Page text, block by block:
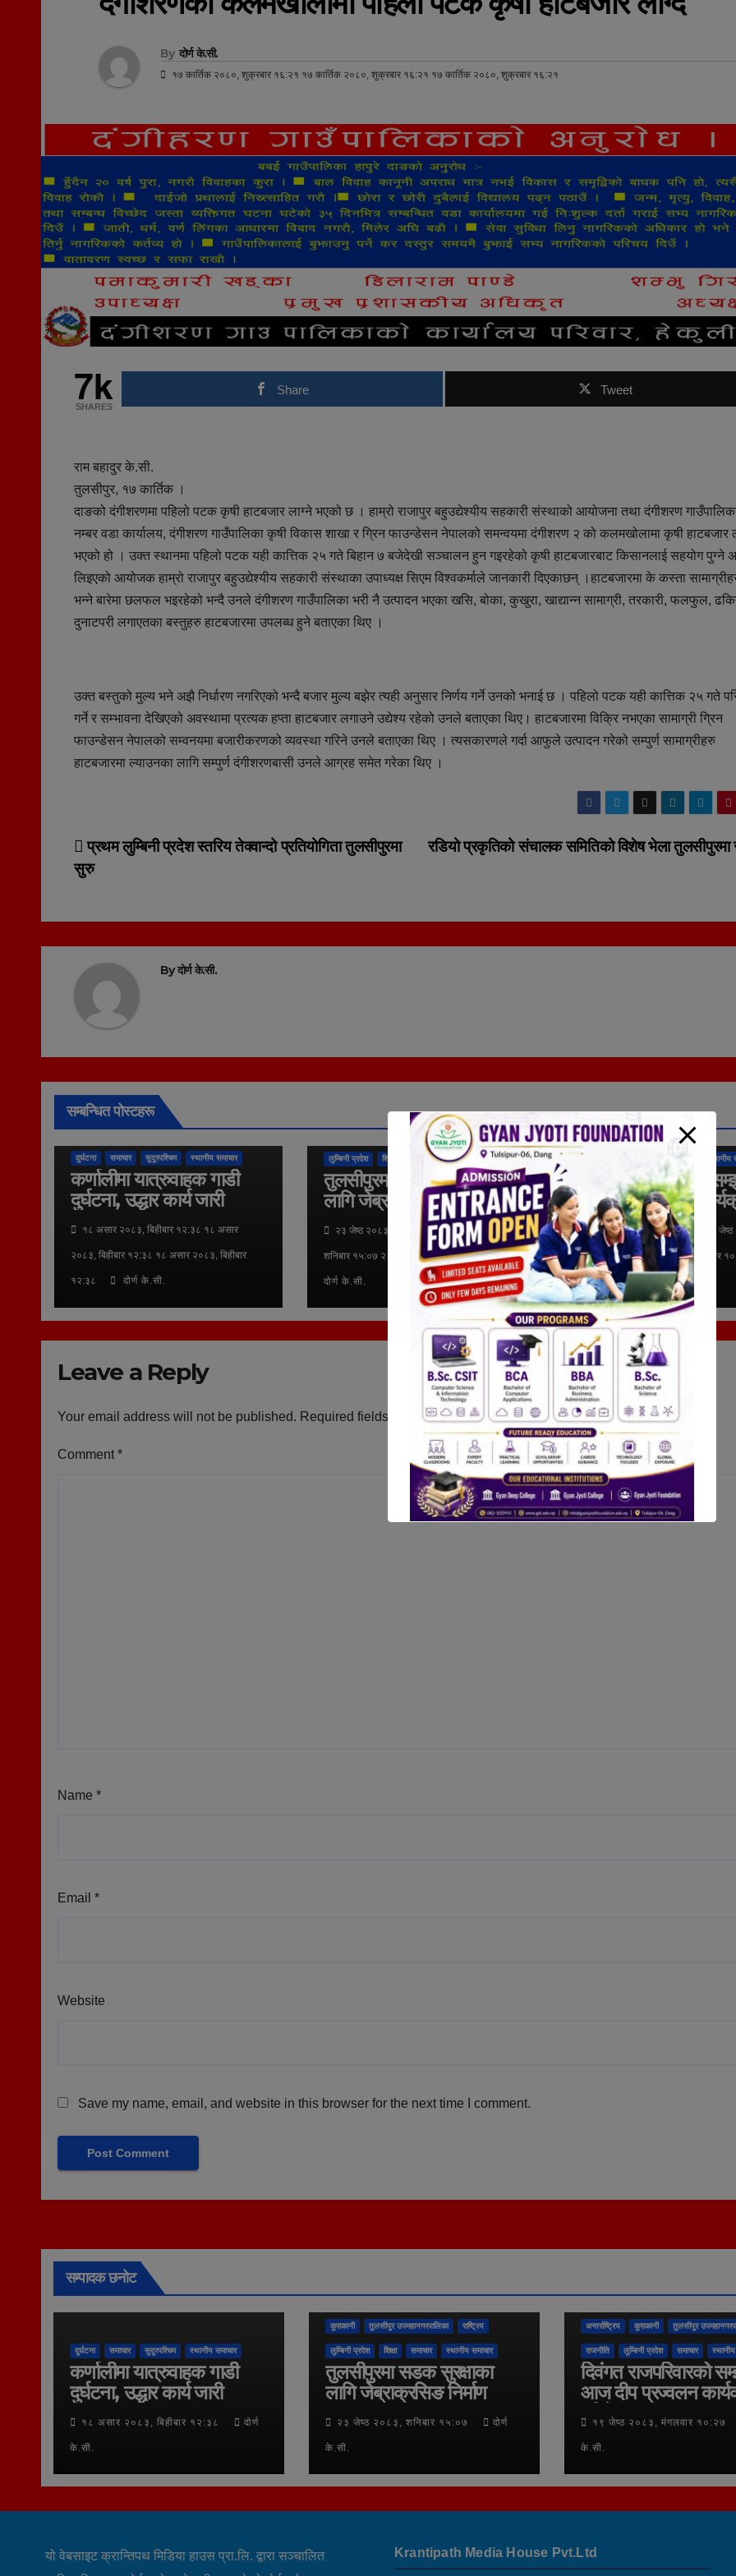
By दोर्ण के.सी.
१७ कार्तिक २०८०, शुक्रबार १६:२१ १७ कार्तिक २०८०, शुक्रबार १६:२१ १७ कार्तिक २०८०, शुक्रबार १६:२१
7k
SHARES
Share Tweet
राम बहादुर के.सी.
तुलसीपुर, १७ कार्तिक ।
दाङको दंगीशरणमा पहिलो पटक कृषी हाटबजार लाग्ने भएको छ । हाम्रो राजापुर बहुउद्येश्यीय सहकारी संस्थाको आयोजना तथा दंगीशरण
नम्बर वडा कार्यालय, दंगीशरण गाउँपालिका कृषी विकास शाखा र ग्रिन फाउन्डेसन नेपालको समन्वयमा दंगीशरण २ को कलमखोलामा कृषी हाटबजार
भएको हो । उक्त स्थानमा पहिलो पटक यही कात्तिक २५ गते बिहान ७ बजेदेखी सञ्चालन हुन गइरहेको कृषी हाटबजारबाट किसानलाई सहयोग पुग्ने
लिइएको आयोजक हाम्रो राजापुर बहुउद्येश्यीय सहकारी संस्थाका उपाध्यक्ष सिएम विश्वकर्माले जानकारी दिएकाछन् ।हाटबजारमा के कस्ता
भन्ने बारेमा छलफल भइरहेको भन्दै उनले दंगीशरण गाउँपालिका भरी नै उत्पादन भएका खसि, बोका, कुखुरा, खाद्यान्न सामाग्री, तरकारी, फलफुल,
दुनाटपरी लगाएतका बस्तुहरु हाटबजारमा उपलब्ध हुने बताएका थिए ।
उक्त बस्तुको मुल्य भने अझै निर्धारण नगरिएको भन्दै बजार मुल्य बझेर त्यही अनुसार निर्णय गर्ने उनको भनाई छ । पहिलो पटक यही कात्तिक २५ गते
गर्ने र सम्भावना देखिएको अवस्थामा प्रत्यक हप्ता हाटबजार लगाउने उद्येश्य रहेको उनले बताएका थिए। हाटबजारमा विक्रि नभएका सामाग्री ग्रिन
फाउन्डेसन नेपालको सम्वनयमा बजारीकरणको व्यवस्था गरिने उनले बताएका थिए । त्यसकारणले गर्दा आफुले उत्पादन गरेको सम्पुर्ण सामाग्रीहरु
हाटबजारमा ल्याउनका लागि सम्पुर्ण दंगीशरणबासी उनले आग्रह समेत गरेका थिए ।
Post
navigation
रडियो प्रकृतिको संचालक समितिको विशेष भेला तुलसीपुरमा
प्रथम लुम्बिनी प्रदेश स्तरिय तेक्वान्दो प्रतियोगिता तुलसीपुरमा
सुरु
Byदोर्ण के.सी.
सम्बन्धित पोस्टहरू
दुर्घटना समाचार सुदूरपश्चिम स्थानीय समाचार
कर्णालीमा यात्रुवाहक गाडी
दुर्घटना, उद्धार कार्य जारी
१८ असार २०८३, बिहीबार १२:३८ १८ असार
२०८३, बिहीबार १२:३८ १८ असार २०८३, बिहीबार
१२:३८ दोर्ण के.सी.
तुलसीपुर उपमहानगरपालिका राष्ट्रिय
लुम्बिनी प्रदेश शिक्षा समाचार स्थानीय समाचार
तुलसीपुरमा सडक सुरक्षाका
लागि जेब्राक्रसिङ निर्माण
२३ जेष्ठ २०८३, शनिबार १५:०७ २३ जेष्ठ २०८३,
शनिबार १५:०७ २३ जेष्ठ २०८३, शनिबार १५:०७
दोर्ण के.सी.
अन्तर्राष्ट्रिय कुराकानी तुलसीपुर
राजनीति समाचार स्थानीय
दिवंगत राजपरिवारको
आज दीप प्रज्वलन
गरिने
१९ जेष्ठ २०८३, मंगलवार १०:२७ १९ जेष्ठ
मंगलवार १०:२७ १९ जेष्ठ २०८३, मंगलवार
दोर्ण के.सी.
Leave a Reply
Your email address will not be published. Required fields are marked*
Comment*
Name *
Email *
Website
Save my name, email, and website in this browser for the next time I comment.
सम्पादक छनोट
दुर्घटना समाचार सुदूरपश्चिम स्थानीय समाचार
कर्णालीमा यात्रुवाहक गाडी
दुर्घटना, उद्धार कार्य जारी
१८ असार २०८३, बिहीबार १२:३८ दोर्ण
के.सी.
कुराकानी तुलसीपुर उपमहानगरपालिका राष्ट्रिय
लुम्बिनी प्रदेश शिक्षा समाचार स्थानीय समाचार
तुलसीपुरमा सडक सुरक्षाका
लागि जेब्राक्रसिङ निर्माण
२३ जेष्ठ २०८३, शनिबार १५:०७ दोर्ण
के.सी.
अन्तर्राष्ट्रिय कुराकानी तुलसीपुर
राजनीति लुम्बिनी प्रदेश समाचार
दिवंगत राजपरिवारको
आज दीप प्रज्वलन
गरिने
१९ जेष्ठ २०८३, मंगलवार १०:२७
के.सी.
यो वेबसाइट क्रान्तिपथ मिडिया हाउस प्रा.लि. द्वारा सञ्चालित
Krantipath Media House Pvt.Ltd